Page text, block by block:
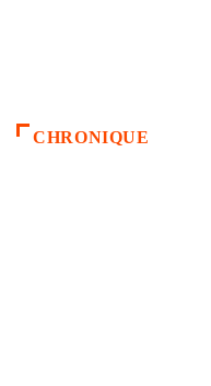
CHRONIQUE